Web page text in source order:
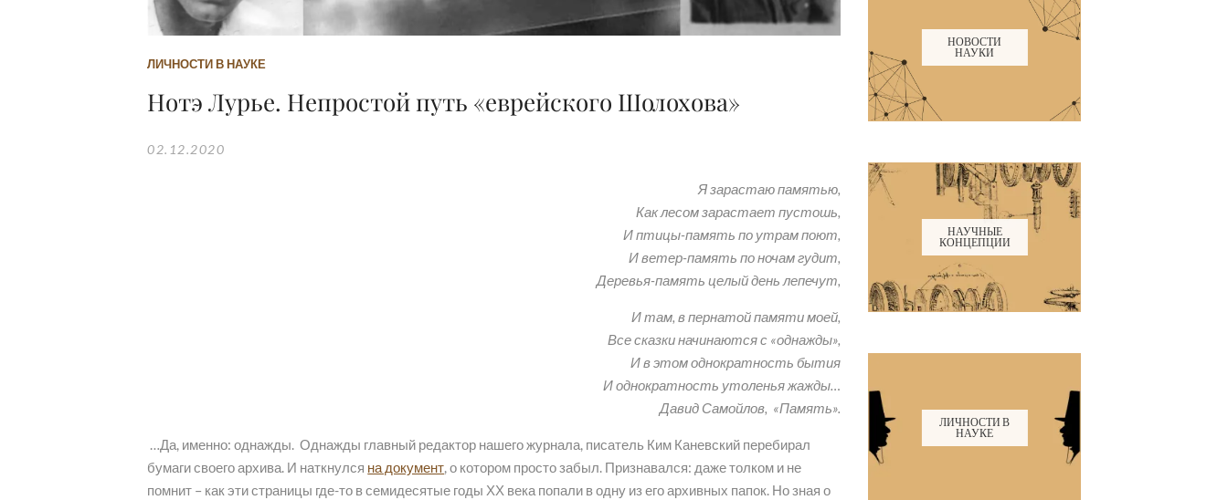
ЛИЧНОСТИ В НАУКЕ
Нотэ Лурье. Непростой путь «еврейского Шолохова»
02.12.2020
Я зарастаю памятью,
Как лесом зарастает пустошь,
И птицы-память по утрам поют,
И ветер-память по ночам гудит,
Деревья-память целый день лепечут,
И там, в пернатой памяти моей,
Все сказки начинаются с «однажды»,
И в этом однократность бытия
И однократность утоленья жажды…
Давид Самойлов, «Память».
…Да, именно: однажды. Однажды главный редактор нашего журнала, писатель Ким Каневский перебирал
бумаги своего архива. И наткнулся на документ, о котором просто забыл. Признавался: даже толком и не
помнит – как эти страницы где-то в семидесятые годы ХХ века попали в одну из его архивных папок. Но зная о
НОВОСТИ
НАУКИ
НАУЧНЫЕ
КОНЦЕПЦИИ
ЛИЧНОСТИ В
НАУКЕ